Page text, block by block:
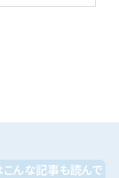
んな記事も読んで